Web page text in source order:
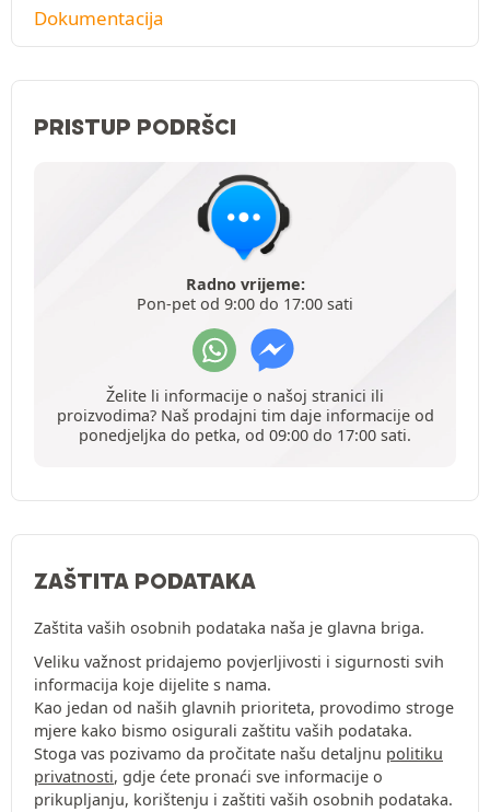
Dokumentacija
PRISTUP PODRŠCI
Radno vrijeme:
Pon-pet od 9:00 do 17:00 sati
Želite li informacije o našoj stranici ili
proizvodima? Naš prodajni tim daje informacije od
ponedjeljka do petka, od 09:00 do 17:00 sati.
ZAŠTITA PODATAKA
Zaštita vaših osobnih podataka naša je glavna briga.
Veliku važnost pridajemo povjerljivosti i sigurnosti svih
informacija koje dijelite s nama.
Kao jedan od naših glavnih prioriteta, provodimo stroge
mjere kako bismo osigurali zaštitu vaših podataka.
Stoga vas pozivamo da pročitate našu detaljnu politiku
privatnosti, gdje ćete pronaći sve informacije o
prikupljanju, korištenju i zaštiti vaših osobnih podataka.